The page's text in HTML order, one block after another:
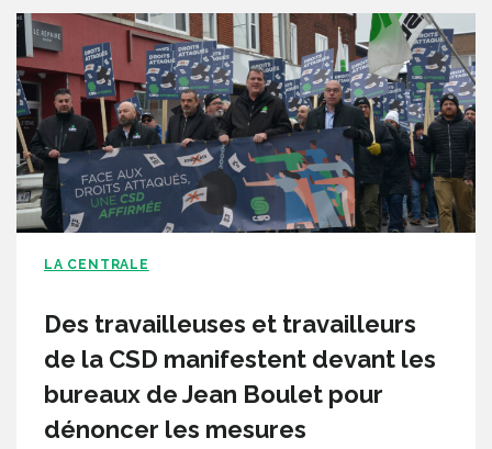
LA CENTRALE
Des travailleuses et travailleurs
de la CSD manifestent devant les
bureaux de Jean Boulet pour
dénoncer les mesures